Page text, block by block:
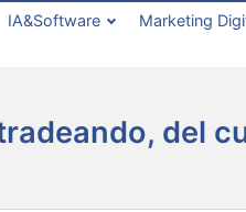
IA&Software Marketing
del